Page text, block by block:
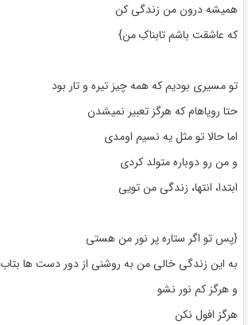
همیشه درون من زندگی کن
که عاشقت باشم تابناکِ من}
تو مسیری بودیم که همه چیز تیره و تار بود
حتا رویاهام که هرگز تعبیر نمیشدن
اما حالا تو مثل یه نسیم اومدی
و من رو دوباره متولد کردی
ابتدا، انتها، زندگی من تویی
{پس تو اگر ستاره پر نور من هستی
به این زندگی خالی من به روشنی از دور دست ها بتاب
و هرگز کم نور نشو
هرگز افول نکن